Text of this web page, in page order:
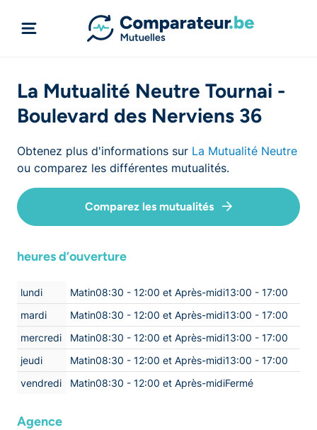
La Mutualité Neutre Tournai -
Boulevard des Nerviens 36
Obtenez plus d'informations sur La Mutualité Neutre
ou comparez les différentes mutualités.
Comparez les mutualités
heures d’ouverture
lundi
Matin08:30 - 12:00 et Après-midi13:00 - 17:00
mardi
Matin08:30 - 12:00 et Après-midi13:00 - 17:00
mercredi
Matin08:30 - 12:00 et Après-midi13:00 - 17:00
jeudi
Matin08:30 - 12:00 et Après-midi13:00 - 17:00
vendredi
Matin08:30 - 12:00 et Après-midiFermé
Agence